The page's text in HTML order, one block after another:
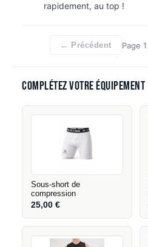
rapidement, au top !
← Précédent Page1
Complétez votre équipement
Sous-short de
compression
25,00€